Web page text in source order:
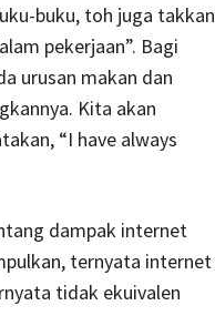
buku, toh juga takkan
pekerjaan”. Bagi
urusan makan dan
Kita akan
“I have always
dampak internet
ternyata internet
tidak ekuivalen